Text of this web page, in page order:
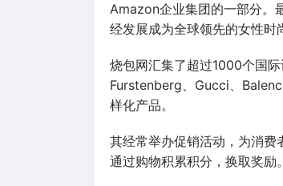
Amazon企业集团的一部分。
经发展成为全球领先的女性时
烧包网汇集了超过1000个国
Furstenberg、Gucci、
样化产品。
其经常举办促销活动，为消
通过购物积累积分，换取奖励。